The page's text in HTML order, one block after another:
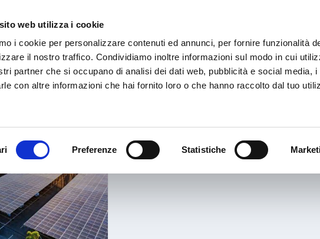
web utilizza i cookie
i cookie per personalizzare contenuti ed annunci, per fornire funzionalità
il nostro traffico. Condividiamo inoltre informazioni sul modo in cui
partner che si occupano di analisi dei dati web, pubblicità e social media, i
con altre informazioni che hai fornito loro o che hanno raccolto dal tuo
Preferenze Statistiche